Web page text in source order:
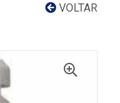
VOLTAR